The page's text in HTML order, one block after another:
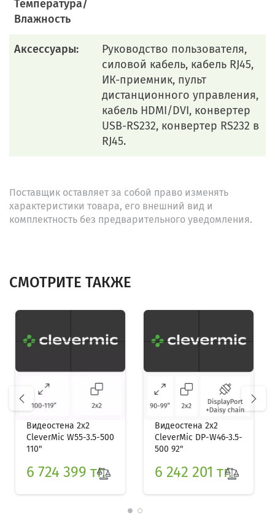
Температура/
Влажность
Аксессуары:
Руководство пользователя,
силовой кабель, кабель RJ45,
ИК-приемник, пульт
дистанционного управления,
кабель HDMI/DVI, конвертер
USB-RS232, конвертер RS232 в
RJ45.
Поставщик оставляет за собой право изменять
характеристики товара, его внешний вид и
комплектность без предварительного уведомления.
СМОТРИТЕ ТАКЖЕ
Видеостена 2x2
CleverMic W55-3.5-500
110"
6 724 399 тг.
Видеостена 2x2
CleverMic DP-W46-3.5-
500 92"
6 242 201 тг.